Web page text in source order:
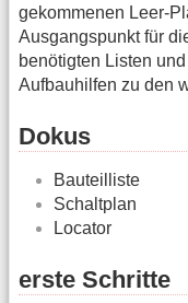
gekommenen Leer-
Ausgangspunkt für
benötigten Listen
Aufbauhilfen zu den
Dokus
Bauteilliste
Schaltplan
Locator
erste Schritte